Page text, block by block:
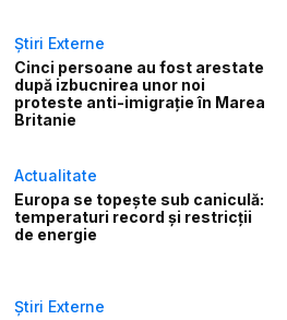
Știri Externe
Cinci persoane au fost arestate
după izbucnirea unor noi
proteste anti-imigrație în Marea
Britanie
Actualitate
Europa se topește sub caniculă:
temperaturi record și restricții
de energie
Știri Externe